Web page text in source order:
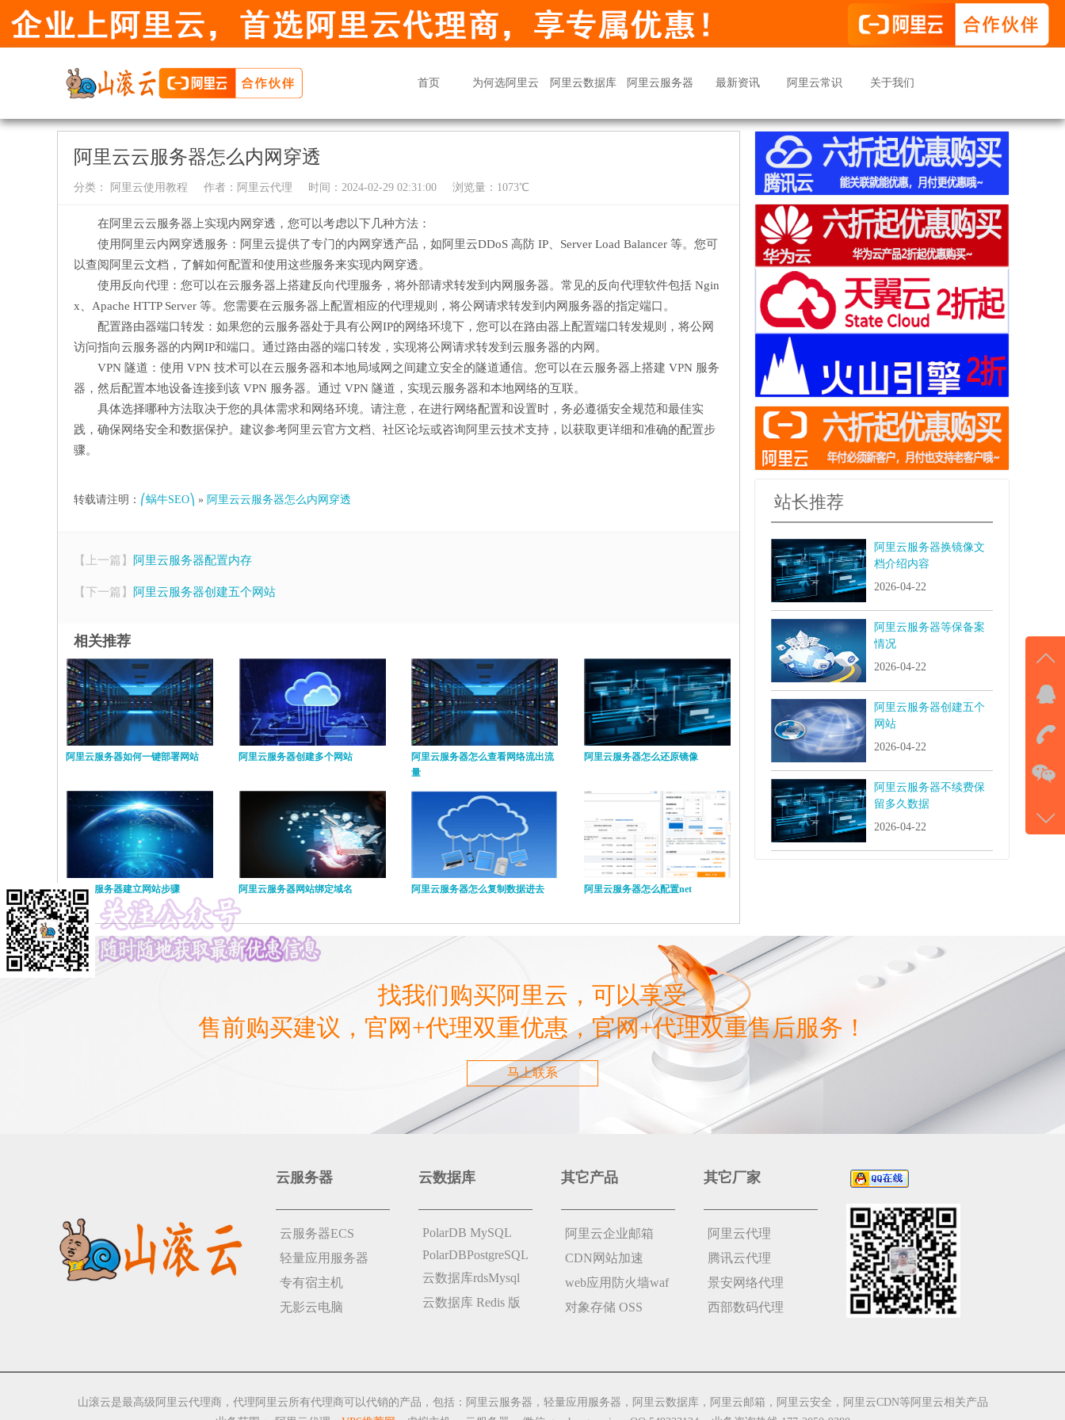
首页 为何选阿里云 阿里云数据库 阿里云服务器 最新资讯 阿里云常识 关于我们
阿里云云服务器怎么内网穿透
分类： 阿里云使用教程 作者： 阿里云代理 时间：2024-02-29 02:31:00 浏览量：1073℃
在阿里云云服务器上实现内网穿透，您可以考虑以下几种方法：
使用阿里云内网穿透服务：阿里云提供了专门的内网穿透产品，如阿里云DDoS 高防 IP、Server Load Balancer 等。您可
以查阅阿里云文档，了解如何配置和使用这些服务来实现内网穿透。
使用反向代理：您可以在云服务器上搭建反向代理服务，将外部请求转发到内网服务器。常见的反向代理软件包括 Ngin
x、Apache HTTP Server 等。您需要在云服务器上配置相应的代理规则，将公网请求转发到内网服务器的指定端口。
配置路由器端口转发：如果您的云服务器处于具有公网IP的网络环境下，您可以在路由器上配置端口转发规则，将公网
访问指向云服务器的内网IP和端口。通过路由器的端口转发，实现将公网请求转发到云服务器的内网。
VPN 隧道：使用 VPN 技术可以在云服务器和本地局域网之间建立安全的隧道通信。您可以在云服务器上搭建 VPN 服务
器，然后配置本地设备连接到该 VPN 服务器。通过 VPN 隧道，实现云服务器和本地网络的互联。
具体选择哪种方法取决于您的具体需求和网络环境。请注意，在进行网络配置和设置时，务必遵循安全规范和最佳实
践，确保网络安全和数据保护。建议参考阿里云官方文档、社区论坛或咨询阿里云技术支持，以获取更详细和准确的配置步
骤。
转载请注明： ⎛蜗牛SEO⎞ » 阿里云云服务器怎么内网穿透
【上一篇】 阿里云服务器配置内存
【下一篇】 阿里云服务器创建五个网站
相关推荐
阿里云服务器如何一键部署网站 阿里云服务器创建多个网站
阿里云服务器怎么查看网络流出流
量
阿里云服务器怎么还原镜像
阿里云服务器建立网站步骤 阿里云服务器网站绑定域名 阿里云服务器怎么复制数据进去 阿里云服务器怎么配置net
站长推荐
阿里云服务器换镜像文
档介绍内容
2026-04-22
阿里云服务器等保备案
情况
2026-04-22
阿里云服务器创建五个
网站
2026-04-22
阿里云服务器不续费保
留多久数据
2026-04-22
找我们购买阿里云，可以享受
售前购买建议，官网+代理双重优惠，官网+代理双重售后服务！
马上联系
云服务器
云服务器ECS
轻量应用服务器
专有宿主机
无影云电脑
云数据库
PolarDB MySQL
PolarDBPostgreSQL
云数据库rdsMysql
云数据库 Redis 版
其它产品
阿里云企业邮箱
CDN网站加速
web应用防火墙waf
对象存储 OSS
其它厂家
阿里云代理
腾讯云代理
景安网络代理
西部数码代理
山滚云是最高级阿里云代理商，代理阿里云所有代理商可以代销的产品，包括：阿里云服务器，轻量应用服务器，阿里云数据库，阿里云邮箱，阿里云安全，阿里云CDN等阿里云相关产品
QQ
击
177-